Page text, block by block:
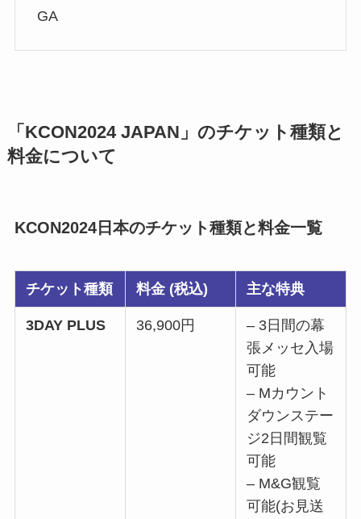
GA
「KCON2024 JAPAN」のチケット種類と
料金について
KCON2024日本のチケット種類と料金一覧
チケット種類 料金 (税込) 主な特典
3DAY PLUS 36,900円
– 3日間の幕
張メッセ入場
可能
– Mカウント
ダウンステー
ジ2日間観覧
可能
– M&G観覧
可能(お見送